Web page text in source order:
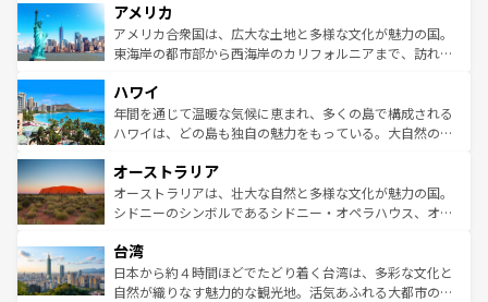
ンツ一覧を参照してほしい。
の建物がそのまま残る町や、スイスならではのユニークな
博物館もあり、アルプス観光だけでなく町歩きも満喫する
ことができる。国民の所得が高いため物価も高いが、旅行
ば市内交通費無料で観光を楽しむこともできる。 なお、新
着のスイス情報はコンテンツ一覧 を参照してほしい。
アメリカ
アメリカ合衆国は、広大な土地と多様な文化が魅力の国。
東海岸の都市部から西海岸のカリフォルニアまで、訪れる
のような巨大都市は、観光、ショッピング、エンターテイ
ンメントが詰まった刺激的なスポットだ。一方、アメリカ
西部には大自然が広がり、グランドキャニオンやイエロー
部のニューオーリンズでは、音楽と美食が融合した独特の
文化が魅力。旅行者はアメリカの各地域で異なる魅力を楽
しみながら、その多様性と豊かな歴史を感じることができ
ならではの贅沢な旅のスタイルだ。 なお、新着のアメリカ
情報はコンテンツ一覧を参照してほしい。
ハワイ
年間を通じて温暖な気候に恵まれ、多くの島で構成される
ハワイは、どの島も独自の魅力をもっている。大自然の神
ワイ島は見逃せない。また、定番の観光地といえばオアフ
島だが、静かな自然を求めるならマウイ島やカウアイ島が
おすすめ。エメラルドグリーンに輝く海をはじめ、豊かな
れるおもてなしの心で訪れる人々を迎えてくれるハワイの
人々、おいしいローカルフードやハワイアンミュージッ
ク、伝統的なフラダンスなど、すべてがハワイの魅力を彩
オーストラリア
オーストラリアは、壮大な自然と多様な文化が魅力の国。
シドニーのシンボルであるシドニー・オペラハウス、オー
リアリーフや大陸中央部にそびえるウルル（エアーズロッ
ク）、タスマニアの美しい原生林やケアンズの熱帯雨林な
ど、見どころがたくさん。また、カフェやワイン、オージ
台湾
日本から約４時間ほどでたどり着く台湾は、多彩な文化と
自然が織りなす魅力的な観光地。活気あふれる大都市の台